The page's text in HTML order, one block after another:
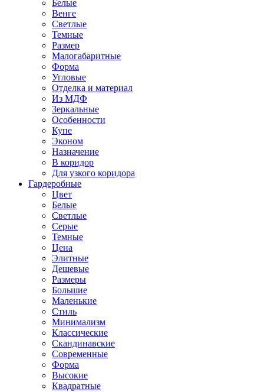
Белые
Венге
Светлые
Темные
Размер
Малогабаритные
Форма
Угловые
Отделка и материал
Из МДФ
Зеркальные
Особенности
Купе
Эконом
Назначение
В коридор
Для узкого коридора
Гардеробные
Цвет
Белые
Светлые
Серые
Темные
Цена
Элитные
Дешевые
Размеры
Большие
Маленькие
Стиль
Минимализм
Классические
Скандинавские
Современные
Форма
Высокие
Квадратные